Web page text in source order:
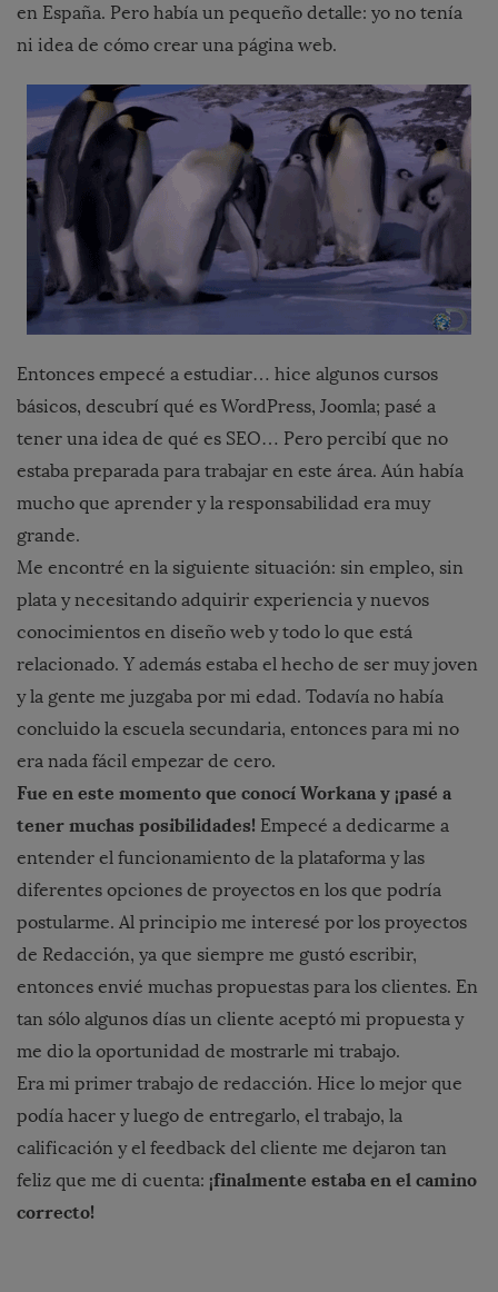
en España. Pero había un pequeño detalle: yo no tenía
ni idea de cómo crear una página web.
Entonces empecé a estudiar… hice algunos cursos
básicos, descubrí qué es WordPress, Joomla; pasé a
tener una idea de qué es SEO… Pero percibí que no
estaba preparada para trabajar en este área. Aún había
mucho que aprender y la responsabilidad era muy
grande.
Me encontré en la siguiente situación: sin empleo, sin
plata y necesitando adquirir experiencia y nuevos
conocimientos en diseño web y todo lo que está
relacionado. Y además estaba el hecho de ser muy joven
y la gente me juzgaba por mi edad. Todavía no había
concluido la escuela secundaria, entonces para mi no
era nada fácil empezar de cero.
Fue en este momento que conocí Workana y ¡pasé a
tener muchas posibilidades! Empecé a dedicarme a
entender el funcionamiento de la plataforma y las
diferentes opciones de proyectos en los que podría
postularme. Al principio me interesé por los proyectos
de Redacción, ya que siempre me gustó escribir,
entonces envié muchas propuestas para los clientes. En
tan sólo algunos días un cliente aceptó mi propuesta y
me dio la oportunidad de mostrarle mi trabajo.
Era mi primer trabajo de redacción. Hice lo mejor que
podía hacer y luego de entregarlo, el trabajo, la
calificación y el feedback del cliente me dejaron tan
feliz que me di cuenta: ¡finalmente estaba en el camino
correcto!